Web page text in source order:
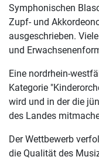
Symphonischen
Zupf- und
ausgeschrieben.
und
Eine nordrhein-
Kategorie
wird und in der die
des Landes
Der Wettbewerb
die Qualität des